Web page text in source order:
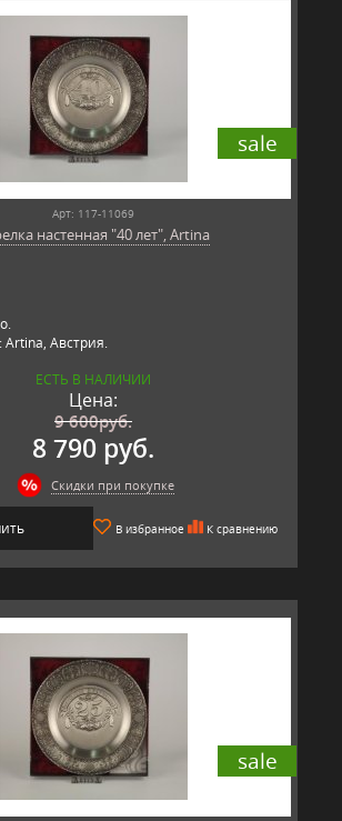
sale
Арт: 117-11069
настенная "40 лет", Artina
Artina, Австрия.
ЕСТЬ В НАЛИЧИИ
Цена:
9 600руб.
8 790 руб.
Скидки при покупке
В избранное К сравнению
sale